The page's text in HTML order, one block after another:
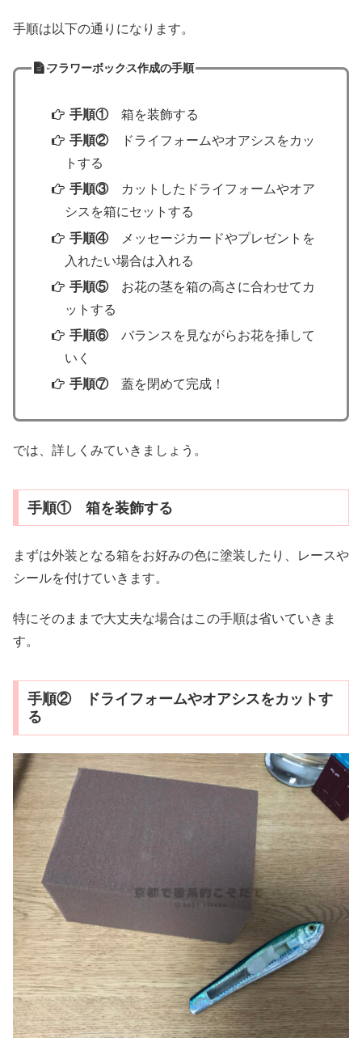
手順は以下の通りになります。
フラワーボックス作成の手順
手順①箱を装飾する
手順②ドライフォームやオアシスをカッ
トする
手順③カットしたドライフォームやオア
シスを箱にセットする
手順④メッセージカードやプレゼントを
入れたい場合は入れる
手順⑤お花の茎を箱の高さに合わせてカ
ットする
手順⑥バランスを見ながらお花を挿して
いく
手順⑦蓋を閉めて完成！
では、詳しくみていきましょう。
手順① 箱を装飾する
まずは外装となる箱をお好みの色に塗装したり、レースや
シールを付けていきます。
特にそのままで大丈夫な場合はこの手順は省いていきま
す。
手順② ドライフォームやオアシスをカットす
る